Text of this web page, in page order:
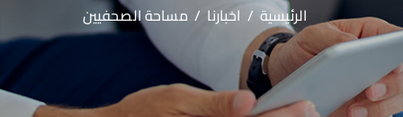
الرئيسية/ اخبارنا / مساحة الصحفيين